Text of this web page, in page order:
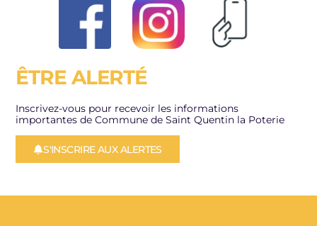
ÊTRE ALERTÉ
Inscrivez-vous pour recevoir les informations
importantes de Commune de Saint Quentin la Poterie
S'INSCRIRE AUX ALERTES